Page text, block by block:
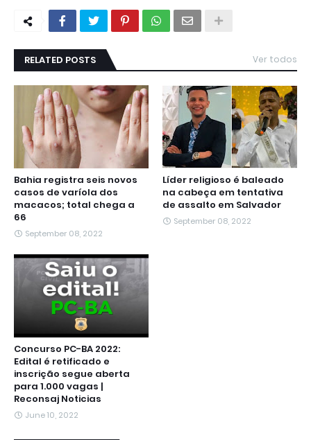
RELATED POSTS Ver todos
Bahia registra seis novos
casos de varíola dos
macacos; total chega a
66
September 08, 2022
Líder religioso é baleado
na cabeça em tentativa
de assalto em Salvador
September 08, 2022
Concurso PC-BA 2022:
Edital é retificado e
inscrição segue aberta
para 1.000 vagas |
Reconsaj Noticias
June 10, 2022